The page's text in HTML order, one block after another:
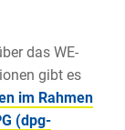
das WE-
gibt es
im Rahmen
(dpg-